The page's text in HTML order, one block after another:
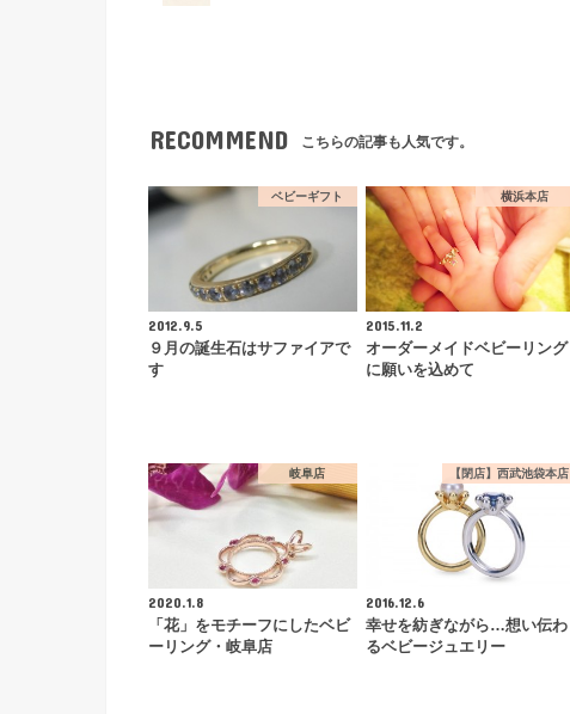
RECOMMEND こちらの記事も人気です。
ベビーギフト
2012.9.5
９月の誕生石はサファイアで
す
横浜本店
2015.11.2
オーダーメイドベビーリング
に願いを込めて
岐阜店
2020.1.8
「花」をモチーフにしたベビ
ーリング・岐阜店
【閉店】西武池袋本店
2016.12.6
幸せを紡ぎながら…想い伝わ
るベビージュエリー